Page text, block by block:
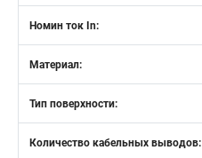
Номин ток In:
Материал:
Тип поверхности:
Количество кабельных выводов: